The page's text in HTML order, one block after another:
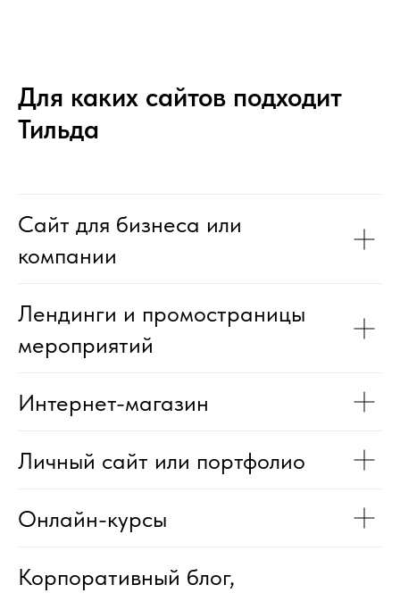
Для каких сайтов подходит
Тильда
Сайт для бизнеса или
компании
Лендинги и промостраницы
мероприятий
Интернет-магазин
Личный сайт или портфолио
Онлайн-курсы
Корпоративный блог,